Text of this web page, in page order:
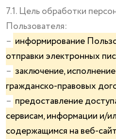
7.1. Цель обработки
Пользователя:
– информирование
отправки электронных
– заключение,
гражданско-правовых
– предоставление
сервисам, информации и/
содержащимся на веб-